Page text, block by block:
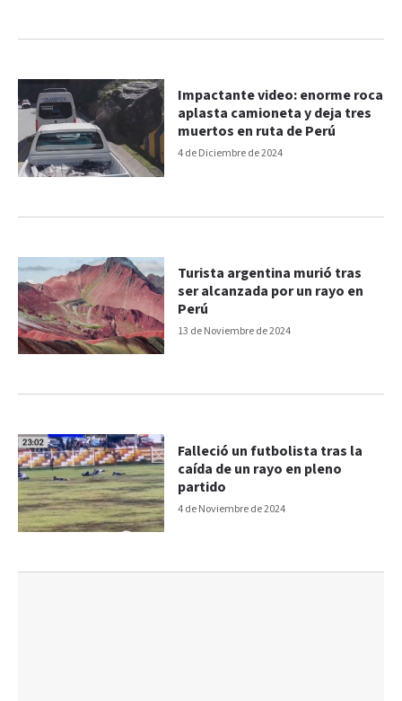
4 de Diciembre de 2024
Impactante video: enorme roca
aplasta camioneta y deja tres
muertos en ruta de Perú
13 de Noviembre de 2024
Turista argentina murió tras
ser alcanzada por un rayo en
Perú
4 de Noviembre de 2024
Falleció un futbolista tras la
caída de un rayo en pleno
partido